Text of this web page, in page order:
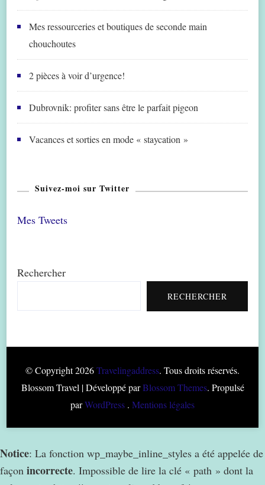
Mes ressourceries et boutiques de seconde main
chouchoutes
2 pièces à voir d’urgence!
Dubrovnik: profiter sans être le parfait pigeon
Vacances et sorties en mode « staycation »
Suivez-moi sur Twitter
Mes Tweets
Rechercher
RECHERCHER
© Copyright 2026Travelingaddress. Tous droits réservés.
Blossom Travel | Développé parBlossom Themes. Propulsé
parWordPress . Mentions légales
Notice: La fonction wp_maybe_inline_styles a été appelée de
façon incorrecte. Impossible de lire la clé « path » dont la